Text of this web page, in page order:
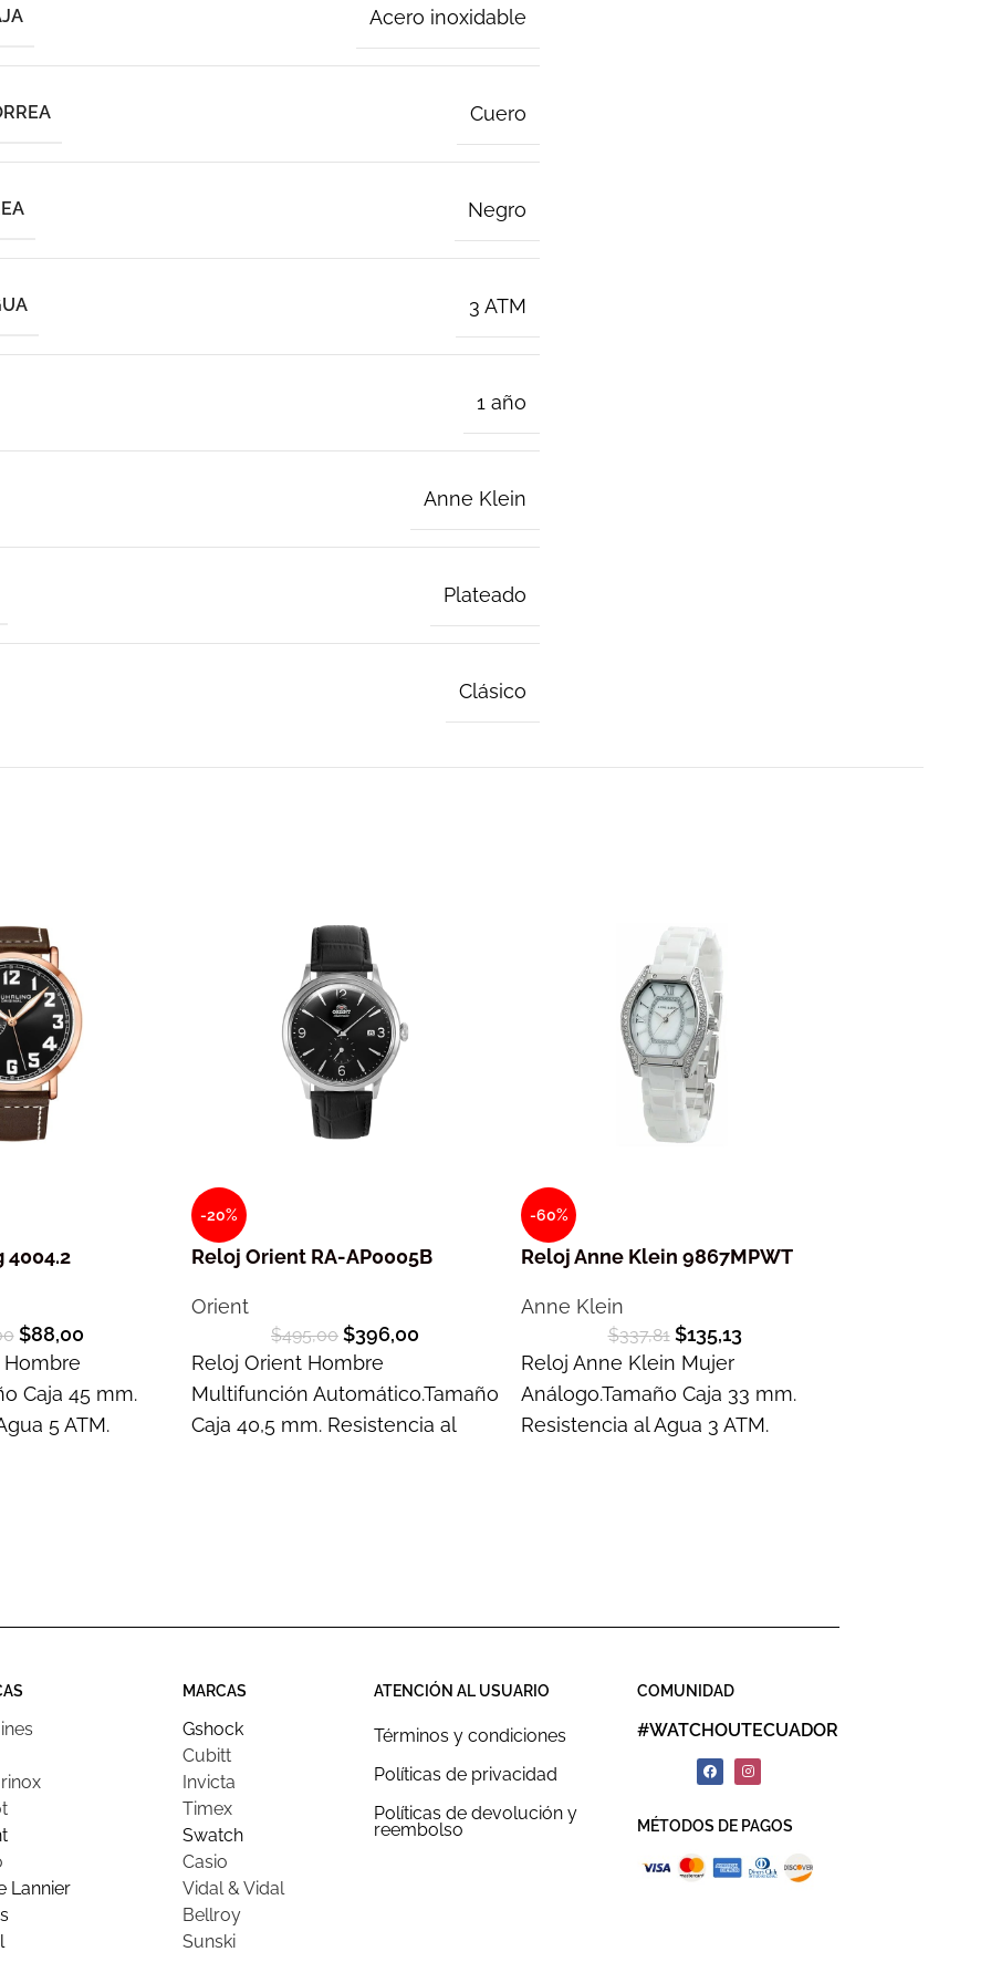
Acero inoxidable
Cuero
Negro
3 ATM
1 año
Anne Klein
Plateado
Clásico
4004.2
$88,00
Caja 45 mm.
5 ATM.
-20%
Reloj Orient RA-AP0005B
Orient
$495,00 $396,00
Reloj Orient Hombre
Multifunción Automático.Tamaño
Caja 40,5 mm. Resistencia al
-60%
Reloj Anne Klein 9867MPWT
Anne Klein
$337,81 $135,13
Reloj Anne Klein Mujer
Análogo.Tamaño Caja 33 mm.
Resistencia al Agua 3 ATM.
Lannier
MARCAS
Gshock
Cubitt
Invicta
Timex
Swatch
Casio
Vidal & Vidal
Bellroy
Sunski
ATENCIÓN AL USUARIO
Términos y condiciones
Políticas de privacidad
Políticas de devolución y
reembolso
COMUNIDAD
#WATCHOUTECUADOR
MÉTODOS DE PAGOS